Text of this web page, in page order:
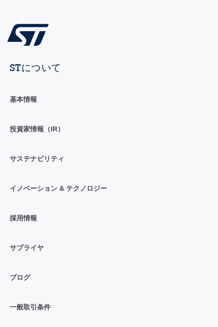
STについて
基本情報
投資家情報（IR）
サステナビリティ
イノベーション & テクノロジー
採用情報
サプライヤ
ブログ
一般取引条件